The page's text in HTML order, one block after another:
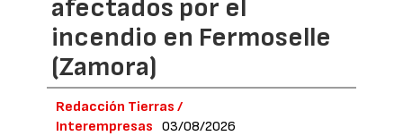
afectados por el
incendio en Fermoselle
(Zamora)
Redacción Tierras /
Interempresas
03/08/2026